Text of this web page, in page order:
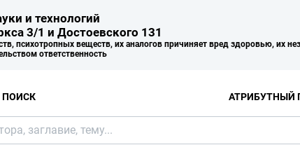
и технологий
3/1 и Достоевского 131
психотропных веществ, их аналогов причиняет вред здоровью, их
ответственность
АТРИБУТНЫЙ